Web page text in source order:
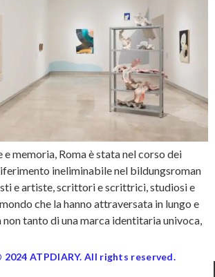
memoria, Roma è stata nel corso dei
ineliminabile nel bildungsroman
e artiste, scrittori e scrittrici, studiosi e
che la hanno attraversata in lungo e
tanto di una marca identitaria univoca,
ATPDIARY. All rights reserved.